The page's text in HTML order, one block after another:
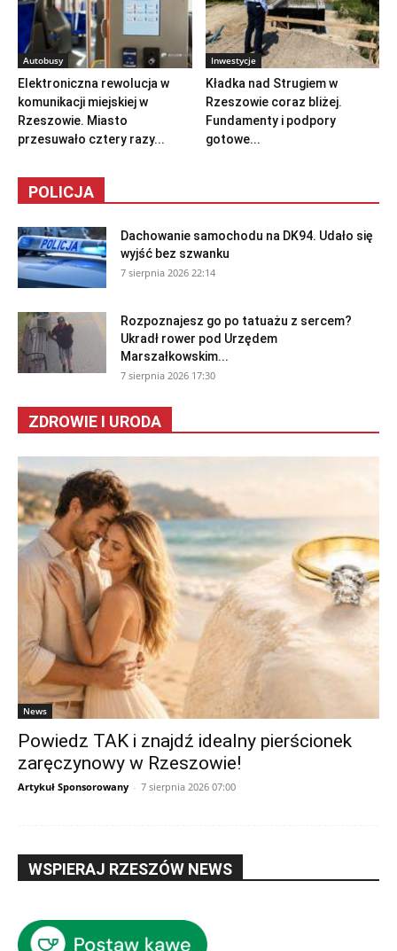
Autobusy
Elektroniczna rewolucja w
komunikacji miejskiej w
Rzeszowie. Miasto
przesuwało cztery razy...
Inwestycje
Kładka nad Strugiem w
Rzeszowie coraz bliżej.
Fundamenty i podpory
gotowe...
POLICJA
Dachowanie samochodu na DK94. Udało się
wyjść bez szwanku
7 sierpnia 2026 22:14
Rozpoznajesz go po tatuażu z sercem?
Ukradł rower pod Urzędem
Marszałkowskim...
7 sierpnia 2026 17:30
ZDROWIE I URODA
News
Powiedz TAK i znajdź idealny pierścionek
zaręczynowy w Rzeszowie!
Artykuł Sponsorowany - 7 sierpnia 2026 07:00
WSPIERAJ RZESZÓW NEWS